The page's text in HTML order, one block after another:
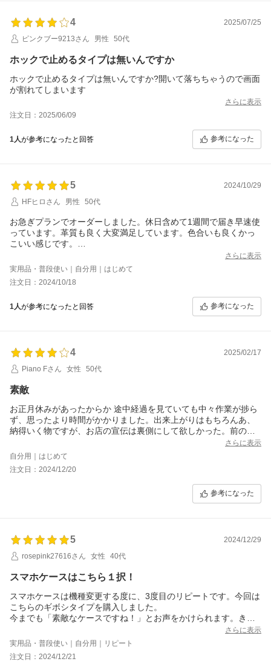
4
2025/07/25
ピンクブー9213さん
男性 50代
ホックで止めるタイプは無いんですか
ホックで止めるタイプは無いんですか?開いて落ちちゃうので画面
が割れてしまいます
さらに表示
注文日：2025/06/09
1人が参考になったと回答 参考になった
5
2024/10/29
HFヒロさん
男性 50代
お急ぎプランでオーダーしました。休日含めて1週間で届き早速使
っています。革質も良く大変満足しています。色合いも良くかっ
こいい感じです。
カメラ窓の細くなったコーナー部分はしっかり固定されていて気
遣いが感じられます。購入して正解の商品と思います。
さらに表示
実用品・普段使い｜自分用｜はじめて
注文日：2024/10/18
1人が参考になったと回答 参考になった
4
2025/02/17
Piano Fさん
女性 50代
素敵
お正月休みがあったからか 途中経過を見ていても中々作業が捗ら
ず、思ったより時間がかかりました。出来上がりはもちろんあ、
納得いく物ですが、お店の宣伝は裏側にして欲しかった。前の目
さらに表示
自分用｜はじめて
注文日：2024/12/20
参考になった
5
2024/12/29
rosepink27616さん
女性 40代
スマホケースはこちら１択！
スマホケースは機種変更する度に、3度目のリピートです。今回は
こちらのギボシタイプを購入しました。
今までも「素敵なケースですね！」とお声をかけられます。きっ
ケースの色味と英文字は落ち着きます&#128525;&#129401;&#10
024;
きっとこれからも使い続けることでしょう。
さらに表示
実用品・普段使い｜自分用｜リピート
注文日：2024/12/21